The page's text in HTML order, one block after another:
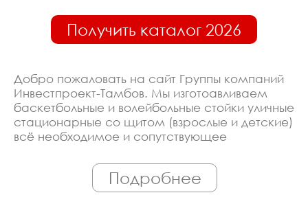
Получить каталог 2026
Добро пожаловать на сайт Группы компаний
Инвестпроект-Тамбов. Мы изготоавливаем
баскетбольные и волейбольные стойки уличные
стационарные со щитом (взрослые и детские)
всё необходимое и сопутствующее
оборудована современными ЧПУ станками,
работает только квалифицированный
персонал. Поэтому Вы всегда можете
Подробнее